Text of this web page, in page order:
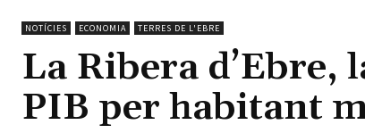
NOTÍCIES ECONOMIA TERRES DE L'EBRE
La Ribera d’Ebre,
PIB per habitant